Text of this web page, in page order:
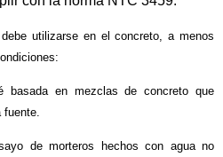
utilizarse en el concreto, a menos
basada en mezclas de concreto que
fuente.
de morteros hechos con agua no